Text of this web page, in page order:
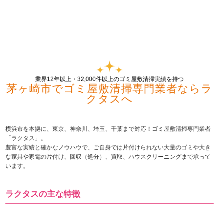
業界12年以上・32,000件以上のゴミ屋敷清掃実績を持つ
茅ヶ崎市でゴミ屋敷清掃専門業者ならラ
クタスへ
横浜市を本拠に、東京、神奈川、埼玉、千葉まで対応！ゴミ屋敷清掃専門業者
「ラクタス」。
豊富な実績と確かなノウハウで、ご自身では片付けられない大量のゴミや大き
な家具や家電の片付け、回収（処分）、買取、ハウスクリーニングまで承って
います。
ラクタスの主な特徴